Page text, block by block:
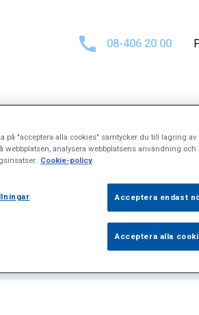
08-406 20 00
for
på "acceptera alla cookies" samtycker du till lagring
webbplatsen, analysera webbplatsens användning och
Cookie-policy
Acceptera endast
Acceptera alla